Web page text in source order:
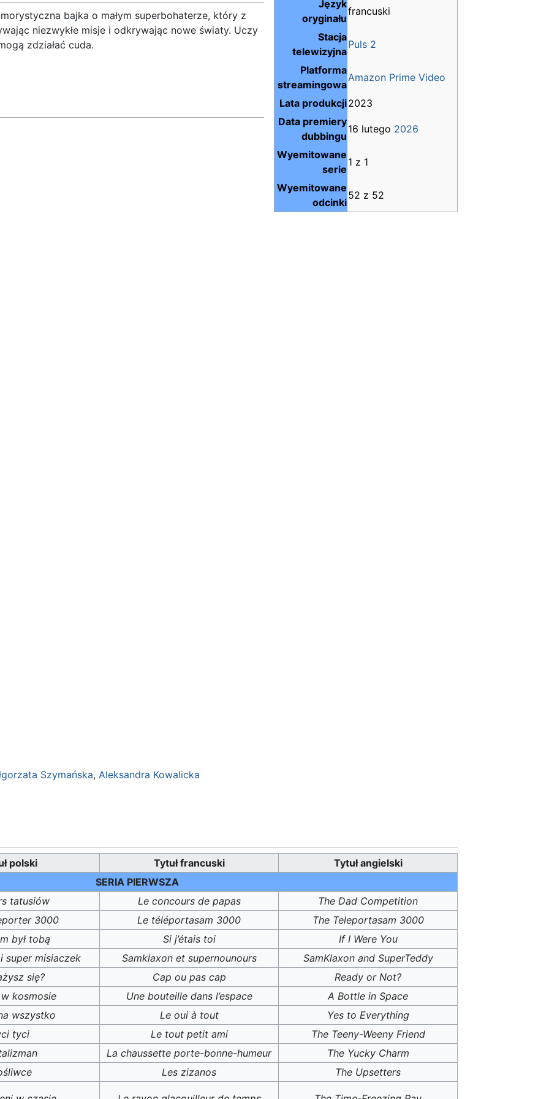
Język
oryginału
francuski
Stacja
telewizyjna
Puls 2
Platforma
streamingowa
Amazon Prime Video
Lata produkcji2023
Data premiery
dubbingu
16 lutego 2026
Wyemitowane
serie
1 z 1
Wyemitowane
odcinki
52 z 52
bajka o małym superbohaterze, który z
niezwykłe misje i odkrywając nowe światy. Uczy
zdziałać cuda.
Szymańska, Aleksandra Kowalicka
polski Tytuł francuski
Tytuł angielski
SERIA PIERWSZA
tatusiów
Le concours de papas
The Dad Competition
3000
Le téléportasam 3000
The Teleportasam 3000
był tobą
Si j’étais toi
If I Were You
super misiaczek
Samklaxon et supernounours
SamKlaxon and SuperTeddy
się?
Cap ou pas cap
Ready or Not?
kosmosie
Une bouteille dans l’espace
A Bottle in Space
wszystko
Le oui à tout
Yes to Everything
tyci
Le tout petit ami
The Teeny-Weeny Friend
La chaussette porte-bonne-humeur
The Yucky Charm
Les zizanos The Upsetters